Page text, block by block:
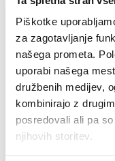
Piškotke
za zagotavljanje
našega prometa.
uporabi našega
družbenih medijev,
kombinirajo z
posredovali ali pa
njihovih storitev.
Osnovne